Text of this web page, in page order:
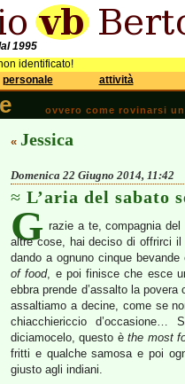
1995
identificato!
personale attività
ovvero come rovinarsi
« Jessica
Domenica 22 Giugno 2014, 11:42
L’aria del sabato
G razie a te, compagnia
altre cose, hai deciso di offrirci
dando a ognuno cinque
of food, e poi finisce che esce
ebbra prende d’assalto la
assaltiamo a decine, come se
chiacchiericcio
diciamocelo, questo èthe most
fritti e qualche samosa e poi
giusto agli indiani.